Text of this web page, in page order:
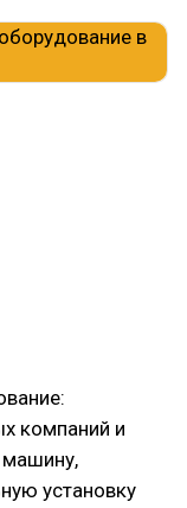
компаний и
машину,
установку